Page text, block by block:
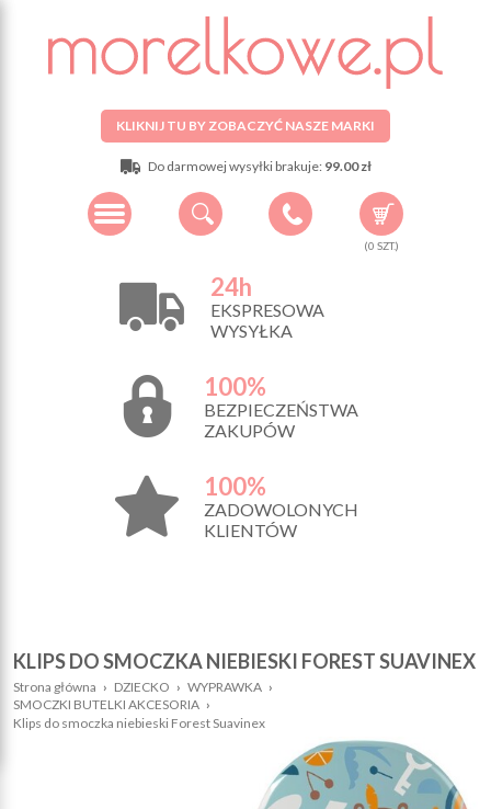
KLIKNIJ TU BY ZOBACZYĆ NASZE MARKI
Do darmowej wysyłki brakuje: 99.00 zł
(0 SZT.)
24h
EKSPRESOWA
WYSYŁKA
100%
BEZPIECZEŃSTWA
ZAKUPÓW
100%
ZADOWOLONYCH
KLIENTÓW
KLIPS DO SMOCZKA NIEBIESKI FOREST SUAVINEX
Strona główna › DZIECKO › WYPRAWKA ›
SMOCZKI BUTELKI AKCESORIA ›
Klips do smoczka niebieski Forest Suavinex